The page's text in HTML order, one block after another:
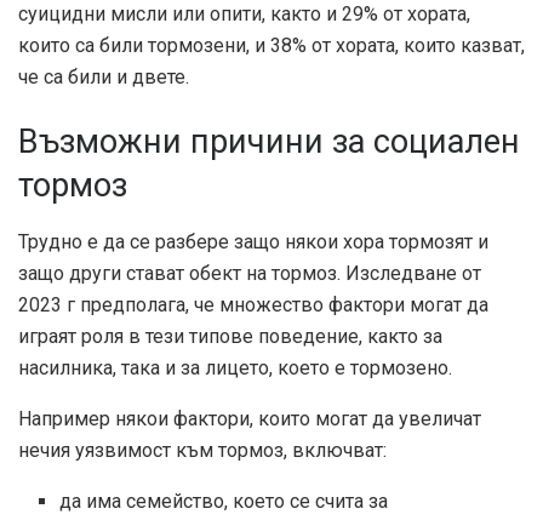
суицидни мисли или опити, както и 29% от хората,
които са били тормозени, и 38% от хората, които казват,
че са били и двете.
Възможни причини за социален
тормоз
Трудно е да се разбере защо някои хора тормозят и
защо други стават обект на тормоз. Изследване от
2023 г предполага, че множество фактори могат да
играят роля в тези типове поведение, както за
насилника, така и за лицето, което е тормозено.
Например някои фактори, които могат да увеличат
нечия уязвимост към тормоз, включват:
да има семейство, което се счита за